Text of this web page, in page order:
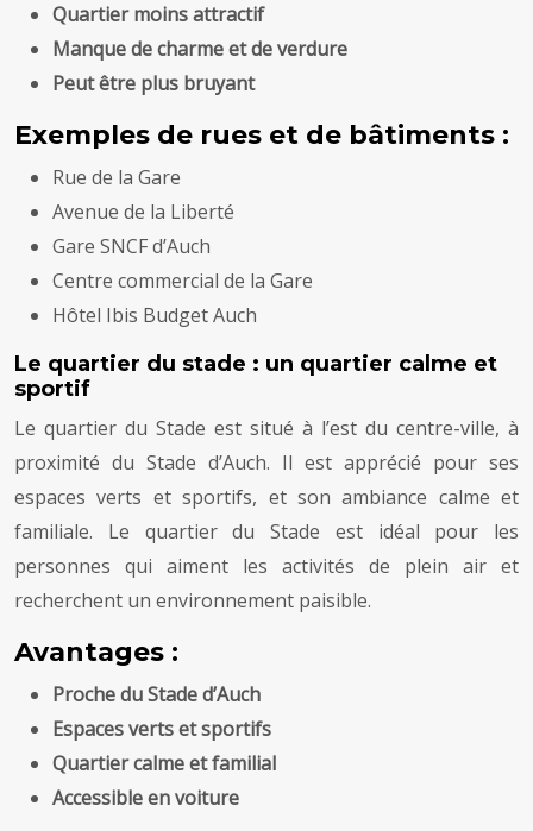
Quartier moins attractif
Manque de charme et de verdure
Peut être plus bruyant
Exemples de rues et de bâtiments :
Rue de la Gare
Avenue de la Liberté
Gare SNCF d’Auch
Centre commercial de la Gare
Hôtel Ibis Budget Auch
Le quartier du stade : un quartier calme et
sportif
Le quartier du Stade est situé à l’est du centre-ville, à
proximité du Stade d’Auch. Il est apprécié pour ses
espaces verts et sportifs, et son ambiance calme et
familiale. Le quartier du Stade est idéal pour les
personnes qui aiment les activités de plein air et
recherchent un environnement paisible.
Avantages :
Proche du Stade d’Auch
Espaces verts et sportifs
Quartier calme et familial
Accessible en voiture